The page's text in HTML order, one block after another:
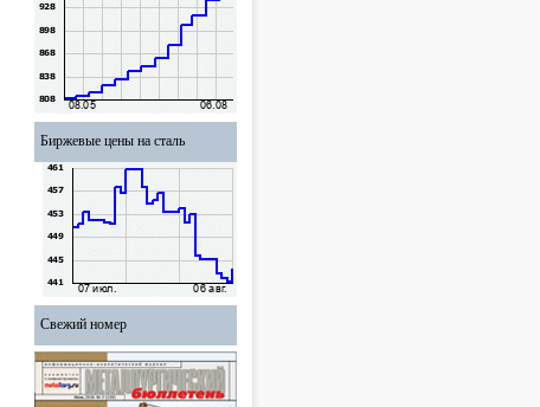
Биржевые цены на сталь
Свежий номер